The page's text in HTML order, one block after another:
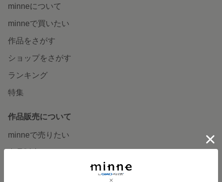
minneについて
minneで買いたい
作品をさがす
ショップをさがす
ランキング
特集
作品販売について
minneで売りたい